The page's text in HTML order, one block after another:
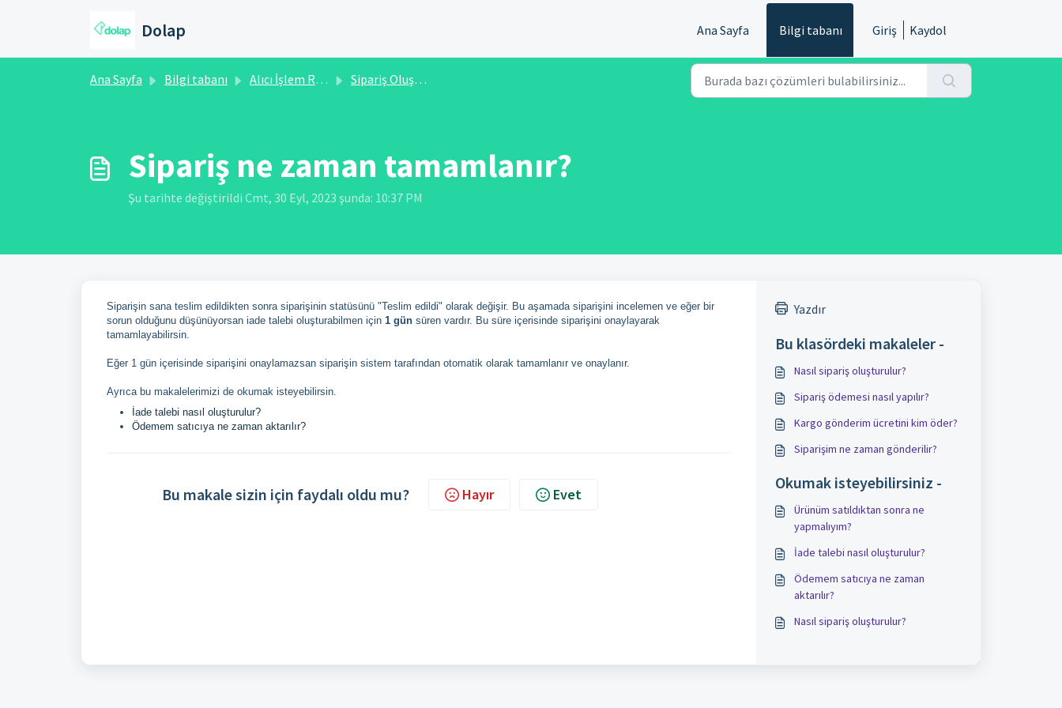
Dolap Ana Sayfa Bilgi tabanı Giriş Kaydol
Ana Sayfa Bilgi tabanı Alıcı İşlem Rehberi Sipariş Oluşturma ve Takibi
Sipariş ne zaman tamamlanır?
Şu tarihte değiştirildi Cmt, 30 Eyl, 2023 şunda: 10:37 PM
Siparişin sana teslim edildikten sonra siparişinin statüsünü "Teslim edildi" olarak değişir. Bu aşamada siparişini incelemen ve eğer bir
sorun olduğunu düşünüyorsan iade talebi oluşturabilmen için 1 gün süren vardır. Bu süre içerisinde siparişini onaylayarak
tamamlayabilirsin.
Eğer 1 gün içerisinde siparişini onaylamazsan siparişin sistem tarafından otomatik olarak tamamlanır ve onaylanır.
Ayrıca bu makalelerimizi de okumak isteyebilirsin.
İade talebi nasıl oluşturulur?
Ödemem satıcıya ne zaman aktarılır?
Bu makale sizin için faydalı oldu mu? Hayır Evet
Yazdır
Bu klasördeki makaleler -
Nasıl sipariş oluşturulur?
Sipariş ödemesi nasıl yapılır?
Kargo gönderim ücretini kim öder?
Siparişim ne zaman gönderilir?
Okumak isteyebilirsiniz -
Ürünüm satıldıktan sonra ne
yapmalıyım?
İade talebi nasıl oluşturulur?
Ödemem satıcıya ne zaman
aktarılır?
Nasıl sipariş oluşturulur?